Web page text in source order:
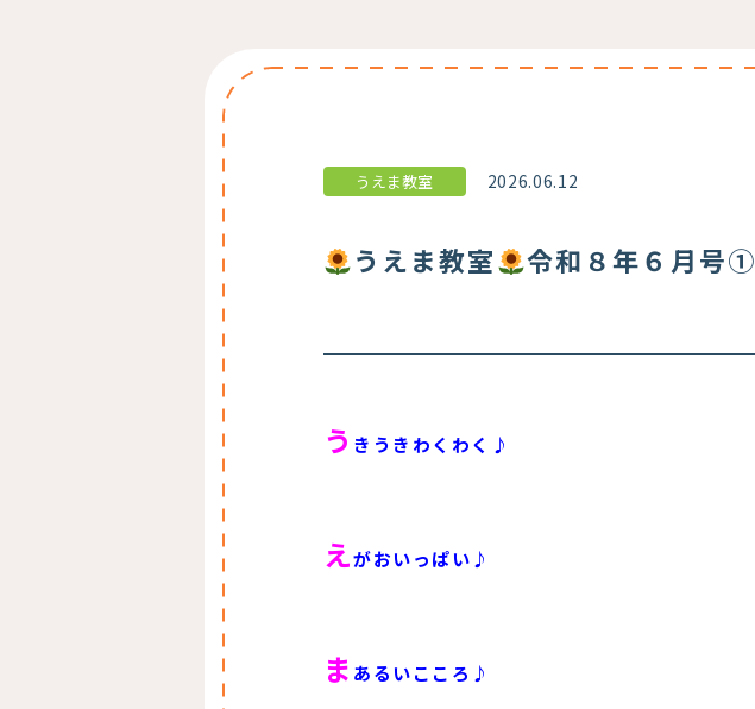
うえま教室 2026.06.12
うえま教室 令和８年６月号①
う きうきわくわく♪
えがおいっぱい♪
ま あるいこころ♪